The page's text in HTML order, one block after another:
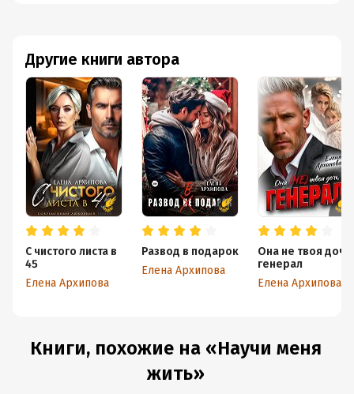
Другие книги автора
С чистого листа в
45
Елена Архипова
Развод в подарок
Елена Архипова
Она не твоя дочь,
генерал
Елена Архипова
Книги, похожие на «Научи меня
жить»